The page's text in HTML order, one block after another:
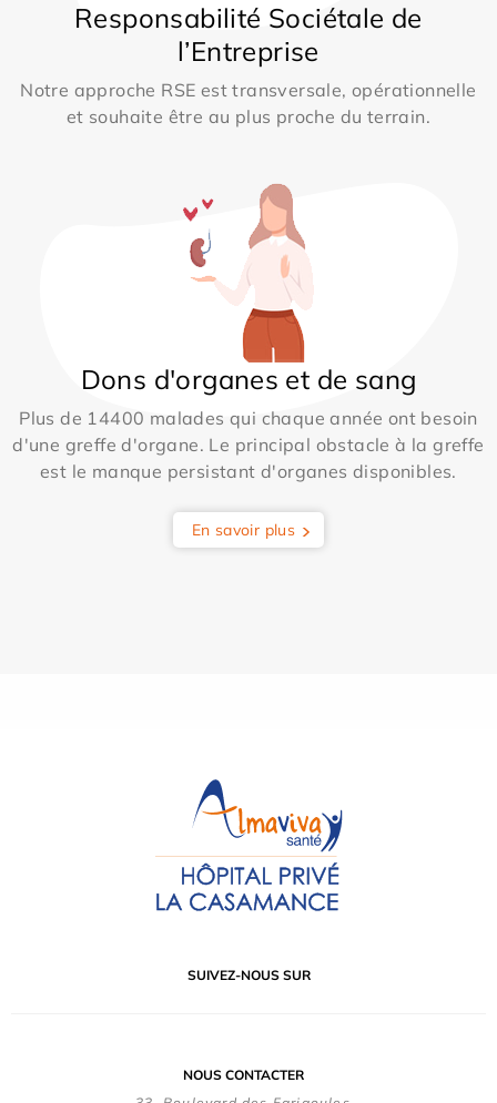
Responsabilité Sociétale de
l’Entreprise
Notre approche RSE est transversale, opérationnelle
et souhaite être au plus proche du terrain.
Dons d'organes et de sang
Plus de 14400 malades qui chaque année ont besoin
d'une greffe d'organe. Le principal obstacle à la greffe
est le manque persistant d'organes disponibles.
En savoir plus
SUIVEZ-NOUS SUR
NOUS CONTACTER